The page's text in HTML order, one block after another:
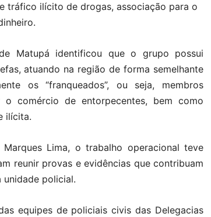
tráfico ilícito de drogas, associação para o
Matupá identificou que o grupo possui
atuando na região de forma semelhante
os “franqueados”, ou seja, membros
comércio de entorpecentes, bem como
ilícita.
Lima, o trabalho operacional teve
reunir provas e evidências que contribuam
policial.
equipes de policiais civis das Delegacias